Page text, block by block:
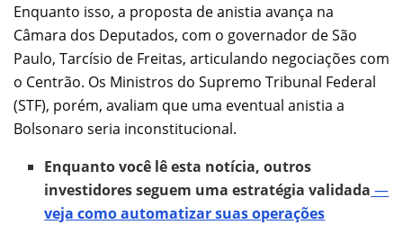
Enquanto isso, a proposta de anistia avança na
Câmara dos Deputados, com o governador de São
Paulo, Tarcísio de Freitas, articulando negociações com
o Centrão. Os Ministros do Supremo Tribunal Federal
(STF), porém, avaliam que uma eventual anistia a
Bolsonaro seria inconstitucional.
Enquanto você lê esta notícia, outros
investidores seguem uma estratégia validada —
veja como automatizar suas operações